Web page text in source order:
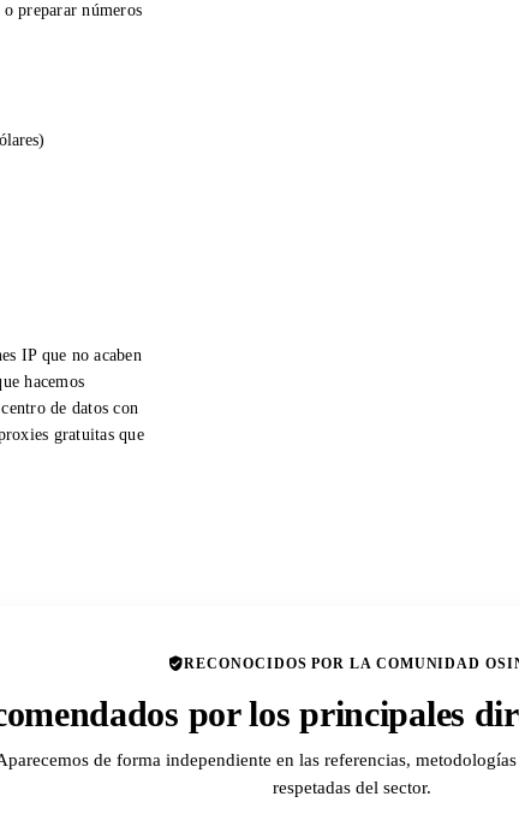
preparar números
IP que no acaben
hacemos
de datos con
gratuitas que
RECONOCIDOS POR LA COMUNIDAD
por los principales
de forma independiente en las referencias,
respetadas del sector.